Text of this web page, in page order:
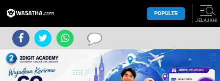
POPULER
JELAJAHI